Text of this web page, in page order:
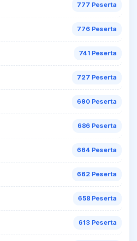
777 Peserta
776 Peserta
741 Peserta
727 Peserta
690 Peserta
686 Peserta
664 Peserta
662 Peserta
658 Peserta
613 Peserta